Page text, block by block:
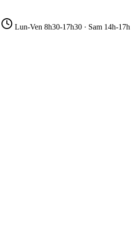
Lun-Ven 8h30-17h30 · Sam 14h-17h